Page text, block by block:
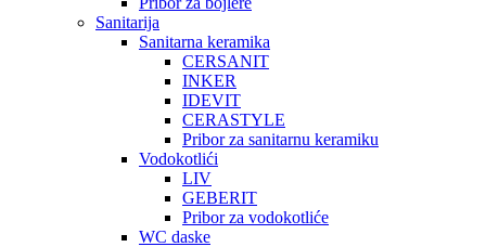
Sanitarija
Sanitarna keramika
CERSANIT
INKER
IDEVIT
CERASTYLE
Pribor za sanitarnu keramiku
Vodokotlići
LIV
GEBERIT
Pribor za vodokotliće
WC daske